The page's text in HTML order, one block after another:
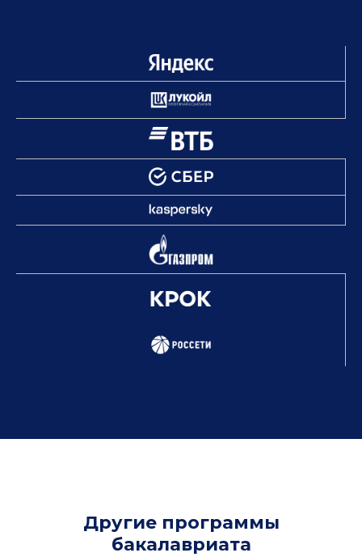
Другие программы
бакалавриата